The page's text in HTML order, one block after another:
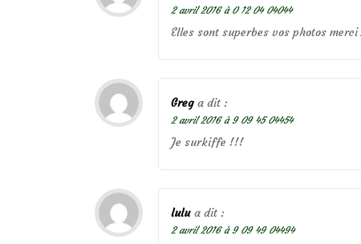
2 avril 2016 à 0 12 04 04044
Elles sont superbes vos photos
Greg a dit :
2 avril 2016 à 9 09 45 04454
Je surkiffe !!!
lulu a dit :
2 avril 2016 à 9 09 49 04494